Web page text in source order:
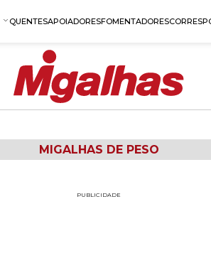
QUENTESAPOIADORESFOMENTADORES
MIGALHAS DE PESO
PUBLICIDADE